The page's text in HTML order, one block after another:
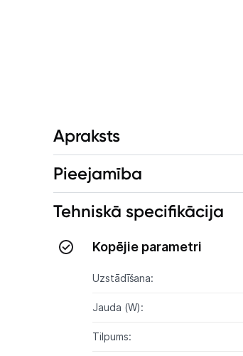
Apraksts
Pieejamība
Tehniskā specifikācija
Kopējie parametri
Uzstādīšana:
Jauda (W):
Tilpums: